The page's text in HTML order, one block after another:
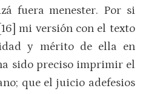
fuera menester. Por si
mi versión con el texto
y mérito de ella en
sido preciso imprimir el
que el juicio adefesios